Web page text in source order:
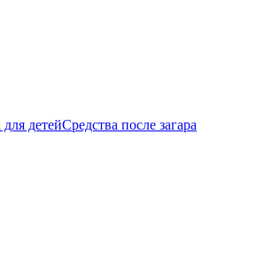
детейСредства после загара